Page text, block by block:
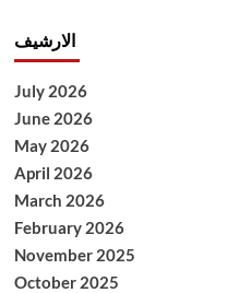
الارشيف
July 2026
June 2026
May 2026
April 2026
March 2026
February 2026
November 2025
October 2025